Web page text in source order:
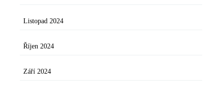
Listopad 2024
Říjen 2024
Září 2024